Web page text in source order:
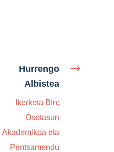
Hurrengo
Albistea
Ikerketa BIn:
Osotasun
Akademikoa eta
Pentsamendu